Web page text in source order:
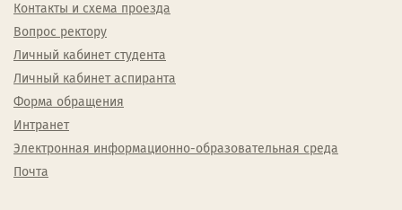
Контакты и схема проезда
Вопрос ректору
Личный кабинет студента
Личный кабинет аспиранта
Форма обращения
Интранет
Электронная информационно-образовательная среда
Почта